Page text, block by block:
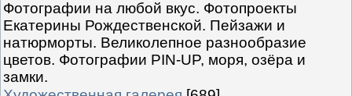
Фотографии на любой вкус. Фотопроекты
Екатерины Рождественской. Пейзажи и
натюрморты. Великолепное разнообразие
цветов. Фотографии PIN-UP, моря, озёра и
замки.